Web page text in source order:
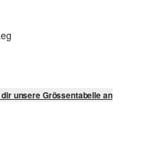
dir unsere Grössentabelle an